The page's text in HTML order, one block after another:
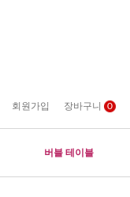
회원가입 장바구니 0
버블 테이블